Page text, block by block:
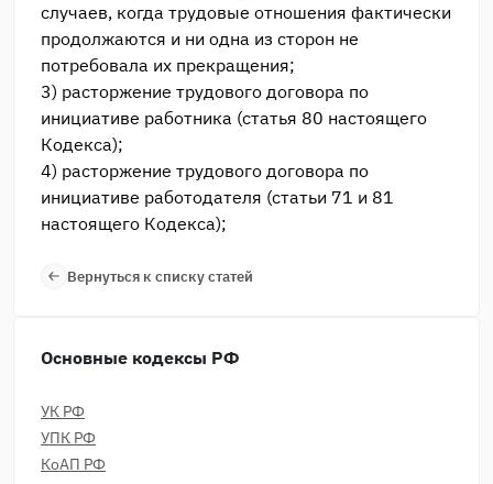
случаев, когда трудовые отношения фактически
продолжаются и ни одна из сторон не
потребовала их прекращения;
3) расторжение трудового договора по
инициативе работника (статья 80 настоящего
Кодекса);
4) расторжение трудового договора по
инициативе работодателя (статьи 71 и 81
настоящего Кодекса);
Вернуться к списку статей
Основные кодексы РФ
УК РФ
УПК РФ
КоАП РФ